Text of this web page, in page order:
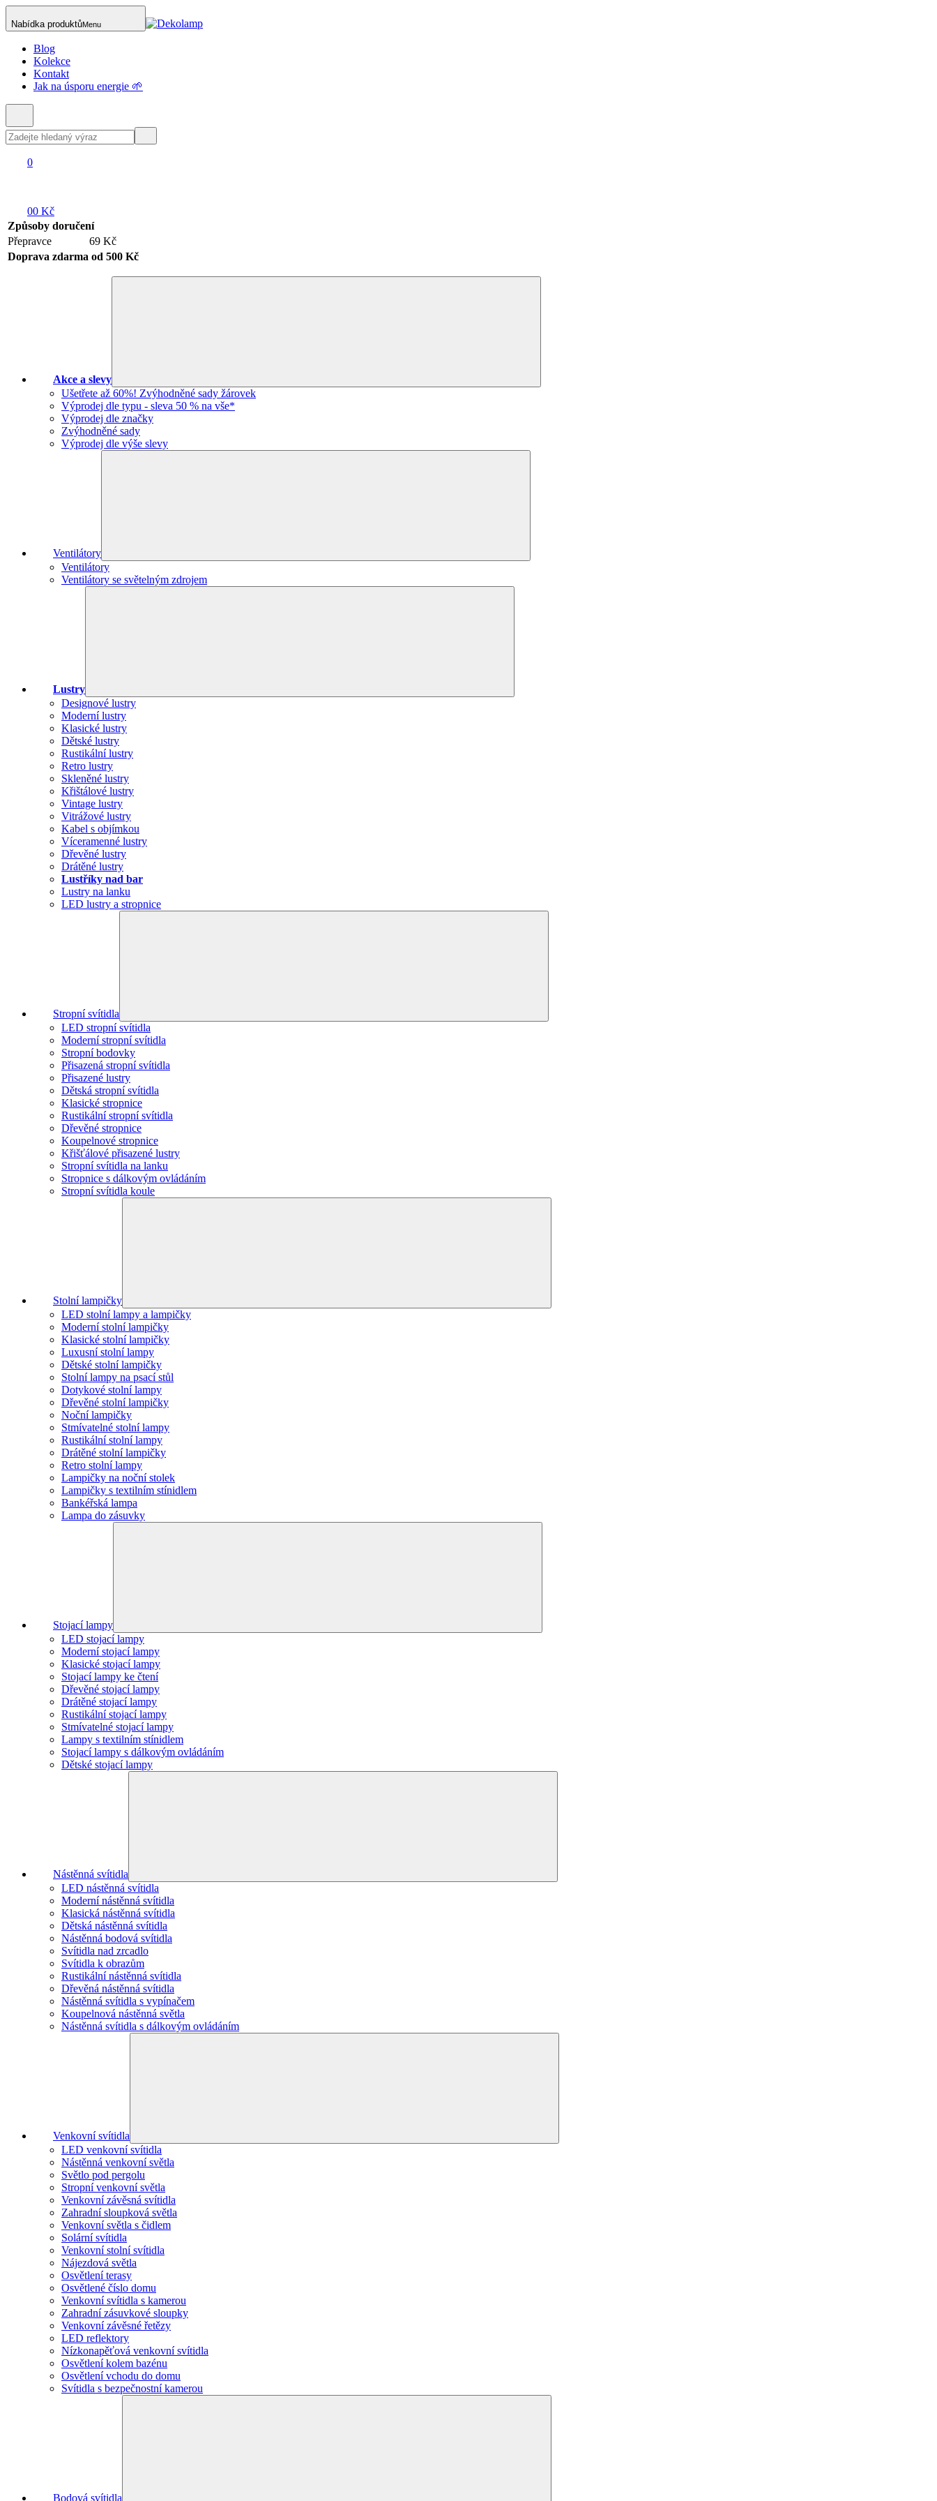
Nabídka produktůMenu
Blog
Kolekce
Kontakt
Jak na úsporu energie 🌱
0
00 Kč
Způsoby doručení
Přepravce
69 Kč
Doprava zdarma od 500 Kč
Akce a slevy
Ušetřete až 60%! Zvýhodněné sady žárovek
Výprodej dle typu - sleva 50 % na vše*
Výprodej dle značky
Zvýhodněné sady
Výprodej dle výše slevy
Ventilátory
Ventilátory
Ventilátory se světelným zdrojem
Lustry
Designové lustry
Moderní lustry
Klasické lustry
Dětské lustry
Rustikální lustry
Retro lustry
Skleněné lustry
Křištálové lustry
Vintage lustry
Vitrážové lustry
Kabel s objímkou
Víceramenné lustry
Dřevěné lustry
Drátěné lustry
Lustříky nad bar
Lustry na lanku
LED lustry a stropnice
Stropní svítidla
LED stropní svítidla
Moderní stropní svítidla
Stropní bodovky
Přisazená stropní svítidla
Přisazené lustry
Dětská stropní svítidla
Klasické stropnice
Rustikální stropní svítidla
Dřevěné stropnice
Koupelnové stropnice
Křišťálové přisazené lustry
Stropní svítidla na lanku
Stropnice s dálkovým ovládáním
Stropní svítidla koule
Stolní lampičky
LED stolní lampy a lampičky
Moderní stolní lampičky
Klasické stolní lampičky
Luxusní stolní lampy
Dětské stolní lampičky
Stolní lampy na psací stůl
Dotykové stolní lampy
Dřevěné stolní lampičky
Noční lampičky
Stmívatelné stolní lampy
Rustikální stolní lampy
Drátěné stolní lampičky
Retro stolní lampy
Lampičky na noční stolek
Lampičky s textilním stínidlem
Bankéřská lampa
Lampa do zásuvky
Stojací lampy
LED stojací lampy
Moderní stojací lampy
Klasické stojací lampy
Stojací lampy ke čtení
Dřevěné stojací lampy
Drátěné stojací lampy
Rustikální stojací lampy
Stmívatelné stojací lampy
Lampy s textilním stínidlem
Stojací lampy s dálkovým ovládáním
Dětské stojací lampy
Nástěnná svítidla
LED nástěnná svítidla
Moderní nástěnná svítidla
Klasická nástěnná svítidla
Dětská nástěnná svítidla
Nástěnná bodová svítidla
Svítidla nad zrcadlo
Svítidla k obrazům
Rustikální nástěnná svítidla
Dřevěná nástěnná svítidla
Nástěnná svítidla s vypínačem
Koupelnová nástěnná světla
Nástěnná svítidla s dálkovým ovládáním
Venkovní svítidla
LED venkovní svítidla
Nástěnná venkovní světla
Světlo pod pergolu
Stropní venkovní světla
Venkovní závěsná svítidla
Zahradní sloupková světla
Venkovní světla s čidlem
Solární svítidla
Venkovní stolní svítidla
Nájezdová světla
Osvětlení terasy
Osvětlené číslo domu
Venkovní svítidla s kamerou
Zahradní zásuvkové sloupky
Venkovní závěsné řetězy
LED reflektory
Nízkonapěťová venkovní svítidla
Osvětlení kolem bazénu
Osvětlení vchodu do domu
Svítidla s bezpečnostní kamerou
Bodová svítidla